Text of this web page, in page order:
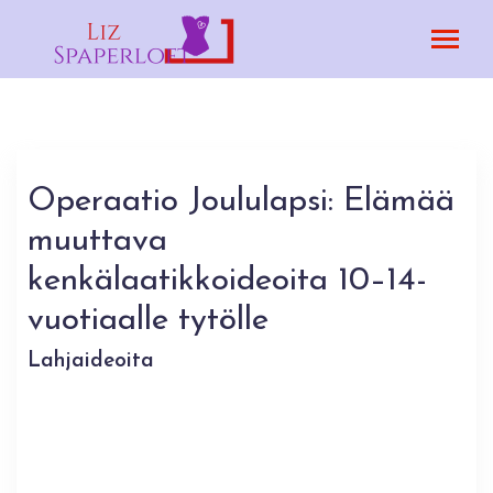
Operaatio Joululapsi: Elämää
muuttava
kenkälaatikkoideoita 10–14-
vuotiaalle tytölle
Lahjaideoita